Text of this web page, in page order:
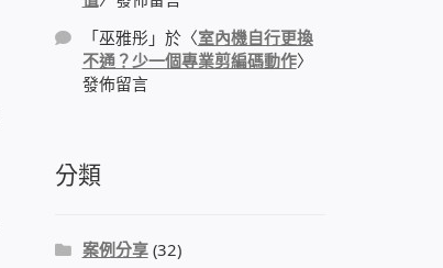
「巫雅彤 」於〈室內機自行更換
不通？少一個專業剪編碼動作〉
發佈留言
分類
案例分享(32)